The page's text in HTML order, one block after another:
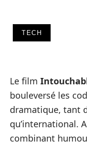
TECH
Le film
bouleversé les
dramatique, tant
qu’international.
combinant